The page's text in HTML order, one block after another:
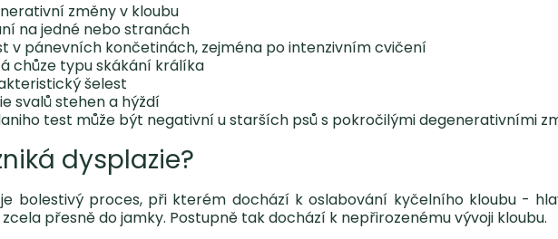
změny v kloubu
na jedné nebo stranách
v pánevních končetinách, zejména po intenzivním cvičení
chůze typu skákání králíka
šelest
svalů stehen a hýždí
test může být negativní u starších psů s pokročilými degenerativními
dysplazie?
je bolestivý proces, při kterém dochází k oslabování kyčelního kloubu -
přesně do jamky. Postupně tak dochází k nepřirozenému vývoji kloubu.